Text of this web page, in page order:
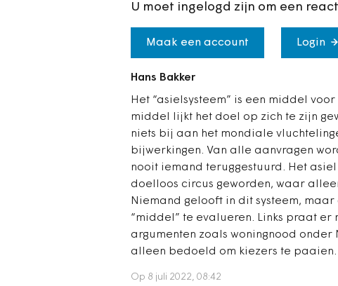
U moet ingelogd zijn om een
Maak een account Login
Hans Bakker
Het “asielsysteem” is een middel
middel lijkt het doel op zich te zijn
niets bij aan het mondiale
bijwerkingen. Van alle aanvragen
nooit iemand teruggestuurd. Het
doelloos circus geworden, waar
Niemand gelooft in dit systeem,
“middel” te evalueren. Links praat
argumenten zoals woningnood
alleen bedoeld om kiezers te paaien.
Op 8 juli 2022, 08:42